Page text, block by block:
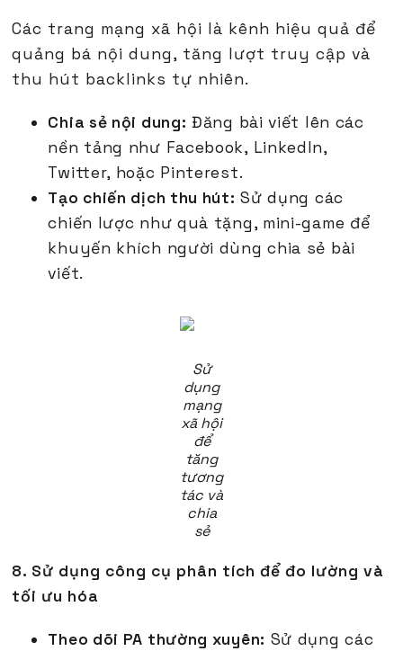
Các trang mạng xã hội là kênh hiệu quả để
quảng bá nội dung, tăng lượt truy cập và
thu hút backlinks tự nhiên.
Chia sẻ nội dung: Đăng bài viết lên các
nền tảng như Facebook, LinkedIn,
Twitter, hoặc Pinterest.
Tạo chiến dịch thu hút: Sử dụng các
chiến lược như quà tặng, mini-game để
khuyến khích người dùng chia sẻ bài
viết.
Sử
dụng
mạng
xã hội
để
tăng
tương
tác và
chia
sẻ
8. Sử dụng công cụ phân tích để đo lường và
tối ưu hóa
Theo dõi PA thường xuyên: Sử dụng các